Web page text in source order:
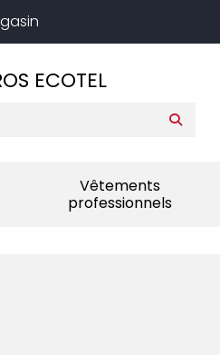
ECOTEL
Vêtements
professionnels